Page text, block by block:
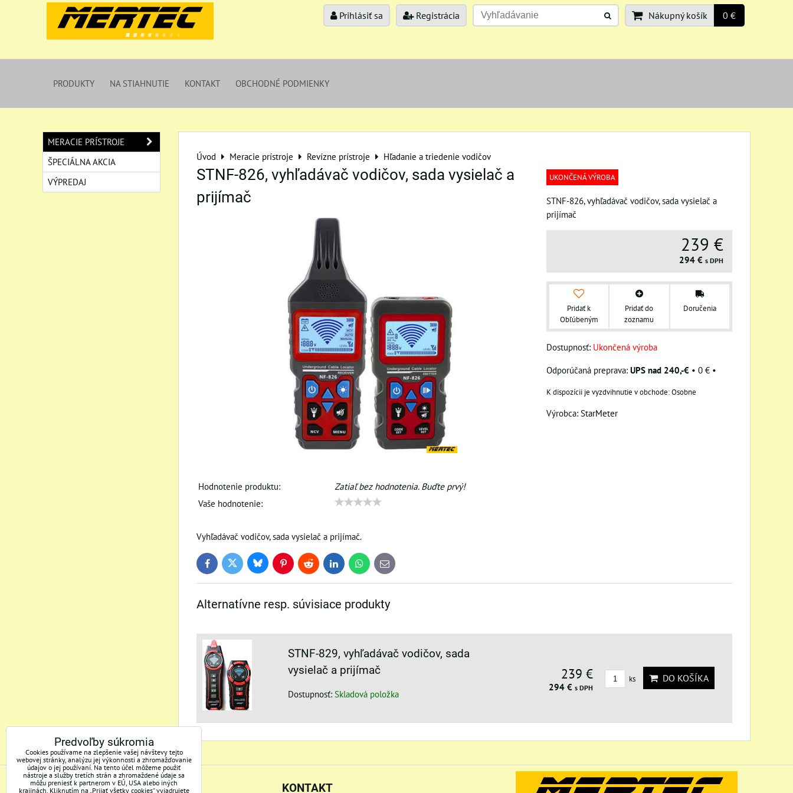
Prihlásiť sa Registrácia Nákupný košík 0 €
PRODUKTY NA STIAHNUTIE KONTAKT OBCHODNÉ PODMIENKY
Úvod Meracie prístroje Revízne prístroje Hľadanie a triedenie vodičov
STNF-826, vyhľadávač vodičov, sada vysielač a
prijímač
Hodnotenie produktu:
Zatiaľ bez hodnotenia. Buďte prvý!
Vaše hodnotenie:
UKONČENÁ VÝROBA
STNF-826, vyhľadávač vodičov, sada vysielač a
prijímač
239 €
294 € s DPH
Pridať k
Obľúbeným
Pridať do
zoznamu
Doručenia
Dostupnosť: Ukončená výroba
UPS nad 240,-€ • 0 € •
Osobne
Výrobca: StarMeter
Vyhľadávač vodičov, sada vysielač a prijímač.
FacebookTwitter BlueskyPinterestReddit LinkedInWhatsApp
E-
mail
Alternatívne resp. súvisiace produkty
STNF-829, vyhľadávač vodičov, sada
vysielač a prijímač
Dostupnosť: Skladová položka
239 €
294 € s DPH
ks DO KOŠÍKA
MERACIE PRÍSTROJE
ŠPECIÁLNA AKCIA
VÝPREDAJ
ADRESA KONTAKT
Predvoľby súkromia
Cookies používame na zlepšenie vašej návštevy tejto
webovej stránky, analýzu jej výkonnosti a zhromažďovanie
údajov o jej používaní. Na tento účel môžeme použiť
nástroje a služby tretích strán a zhromaždené údaje sa
môžu preniesť k partnerom v EÚ, USA alebo iných
krajinách. Kliknutím na „Prijať všetky cookies“ vyjadrujete